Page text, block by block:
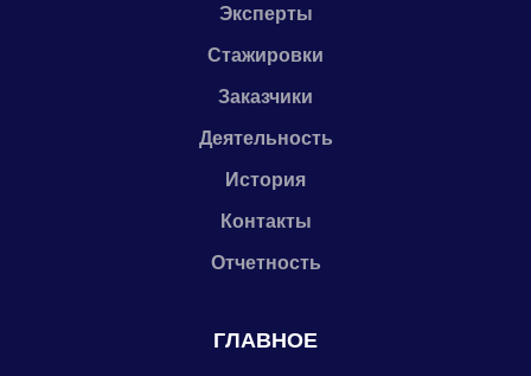
Эксперты
Стажировки
Заказчики
Деятельность
История
Контакты
Отчетность
ГЛАВНОЕ